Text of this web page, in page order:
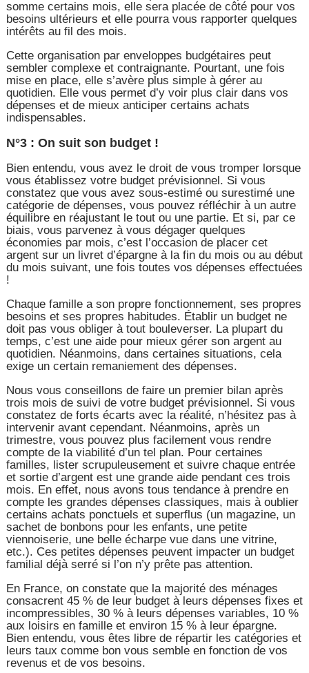
somme certains mois, elle sera placée de côté pour vos
besoins ultérieurs et elle pourra vous rapporter quelques
intérêts au fil des mois.
Cette organisation par enveloppes budgétaires peut
sembler complexe et contraignante. Pourtant, une fois
mise en place, elle s’avère plus simple à gérer au
quotidien. Elle vous permet d’y voir plus clair dans vos
dépenses et de mieux anticiper certains achats
indispensables.
N°3 : On suit son budget !
Bien entendu, vous avez le droit de vous tromper lorsque
vous établissez votre budget prévisionnel. Si vous
constatez que vous avez sous-estimé ou surestimé une
catégorie de dépenses, vous pouvez réfléchir à un autre
équilibre en réajustant le tout ou une partie. Et si, par ce
biais, vous parvenez à vous dégager quelques
économies par mois, c’est l’occasion de placer cet
argent sur un livret d’épargne à la fin du mois ou au début
du mois suivant, une fois toutes vos dépenses effectuées
!
Chaque famille a son propre fonctionnement, ses propres
besoins et ses propres habitudes. Établir un budget ne
doit pas vous obliger à tout bouleverser. La plupart du
temps, c’est une aide pour mieux gérer son argent au
quotidien. Néanmoins, dans certaines situations, cela
exige un certain remaniement des dépenses.
Nous vous conseillons de faire un premier bilan après
trois mois de suivi de votre budget prévisionnel. Si vous
constatez de forts écarts avec la réalité, n’hésitez pas à
intervenir avant cependant. Néanmoins, après un
trimestre, vous pouvez plus facilement vous rendre
compte de la viabilité d’un tel plan. Pour certaines
familles, lister scrupuleusement et suivre chaque entrée
et sortie d’argent est une grande aide pendant ces trois
mois. En effet, nous avons tous tendance à prendre en
compte les grandes dépenses classiques, mais à oublier
certains achats ponctuels et superflus (un magazine, un
sachet de bonbons pour les enfants, une petite
viennoiserie, une belle écharpe vue dans une vitrine,
etc.). Ces petites dépenses peuvent impacter un budget
familial déjà serré si l’on n’y prête pas attention.
En France, on constate que la majorité des ménages
consacrent 45 % de leur budget à leurs dépenses fixes et
incompressibles, 30 % à leurs dépenses variables, 10 %
aux loisirs en famille et environ 15 % à leur épargne.
Bien entendu, vous êtes libre de répartir les catégories et
leurs taux comme bon vous semble en fonction de vos
revenus et de vos besoins.